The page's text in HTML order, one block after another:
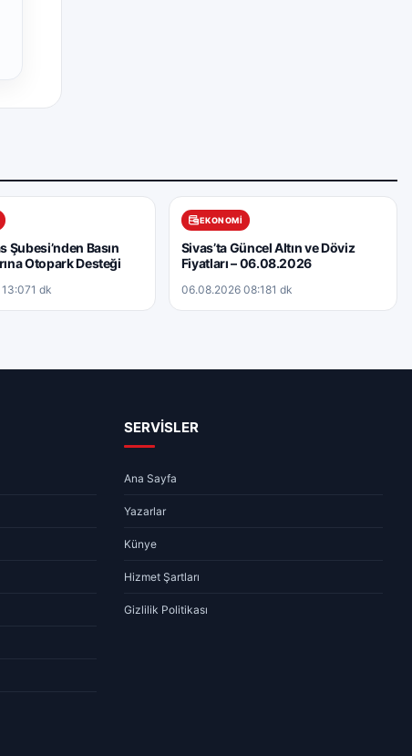
Şubesi’nden Basın
Otopark Desteği
1 dk
EKONOMI
Sivas’ta Güncel Altın ve Döviz
Fiyatları – 06.08.2026
06.08.2026 08:181 dk
SERVİSLER
Ana Sayfa
Yazarlar
Künye
Hizmet Şartları
Gizlilik Politikası